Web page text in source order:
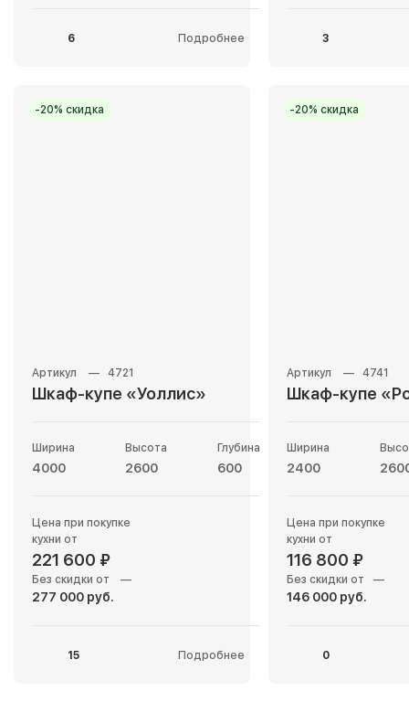
6 Подробнее 3
-20% скидка
4721
Шкаф-купе «Уоллис»
Ширина
4000
Высота
2600
Глубина
600
Цена при покупке
кухни от
221 600 ₽
Без скидки от —
277 000 руб.
15 Подробнее
-20% скидка
4741
Шкаф-купе
Ширина
2400
Цена при покупке
кухни от
116 800 ₽
Без скидки от —
146 000 руб.
0